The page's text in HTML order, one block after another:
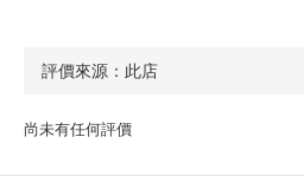
尚未有任何評價